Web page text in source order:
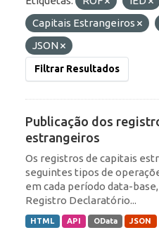
Capitais Estrangeiros
JSON
Filtrar Resultados
Publicação dos
estrangeiros
Os registros de capitais
seguintes tipos de
em cada período data-
Registro Declaratório...
HTML API OData JSON